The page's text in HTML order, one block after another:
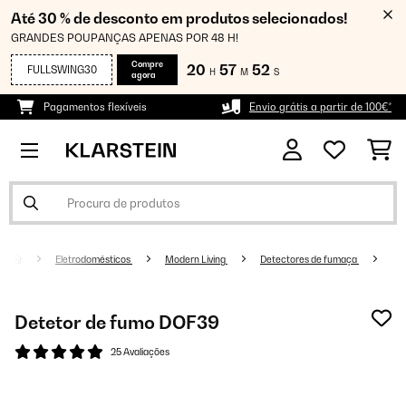
Até 30 % de desconto em produtos selecionados!
GRANDES POUPANÇAS APENAS POR 48 H!
FULLSWING30
Compre
agora
20 H 57 M 52 S
Pagamentos flexíveis Envio grátis a partir de 100€*
Eletrodomésticos Modern Living Detectores de fumaça
Detetor de fumo DOF39
25 Avaliações